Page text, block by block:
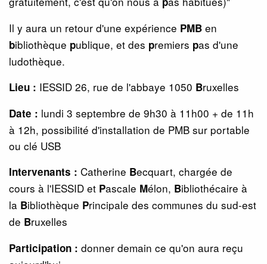
Il y aura un retour d'une expérience PMB en
bibliothèque publique, et des premiers pas d'une
ludothèque.
Lieu : IESSID 26, rue de l'abbaye 1050 Bruxelles
Date : lundi 3 septembre de 9h30 à 11h00 + de 11h
à 12h, possibilité d'installation de PMB sur portable
ou clé USB
Intervenants : Catherine Becquart, chargée de
cours à l'IESSID et Pascale Mélon, Bibliothécaire à
la Bibliothèque Principale des communes du sud-est
de Bruxelles
Participation : donner demain ce qu'on aura reçu